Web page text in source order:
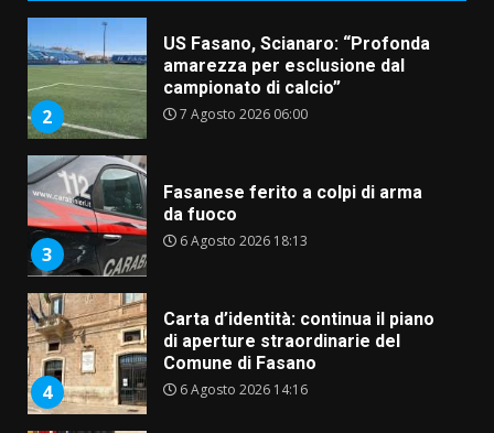
2
US Fasano, Scianaro: “Profonda
amarezza per esclusione dal
campionato di calcio”
7 Agosto 2026 06:00
3
Fasanese ferito a colpi di arma
da fuoco
6 Agosto 2026 18:13
4
Carta d’identità: continua il piano
di aperture straordinarie del
Comune di Fasano
6 Agosto 2026 14:16